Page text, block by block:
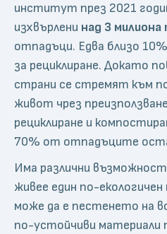
институт през 2021
изхвърлени над 3 милиона
отпадъци. Едва близо
за рециклиране. Докато
страни се стремят към
живот чрез
рециклиране и
70% от отпадъците
Има различни
живее един по-
може да е пестенето на
по-устойчиви материали